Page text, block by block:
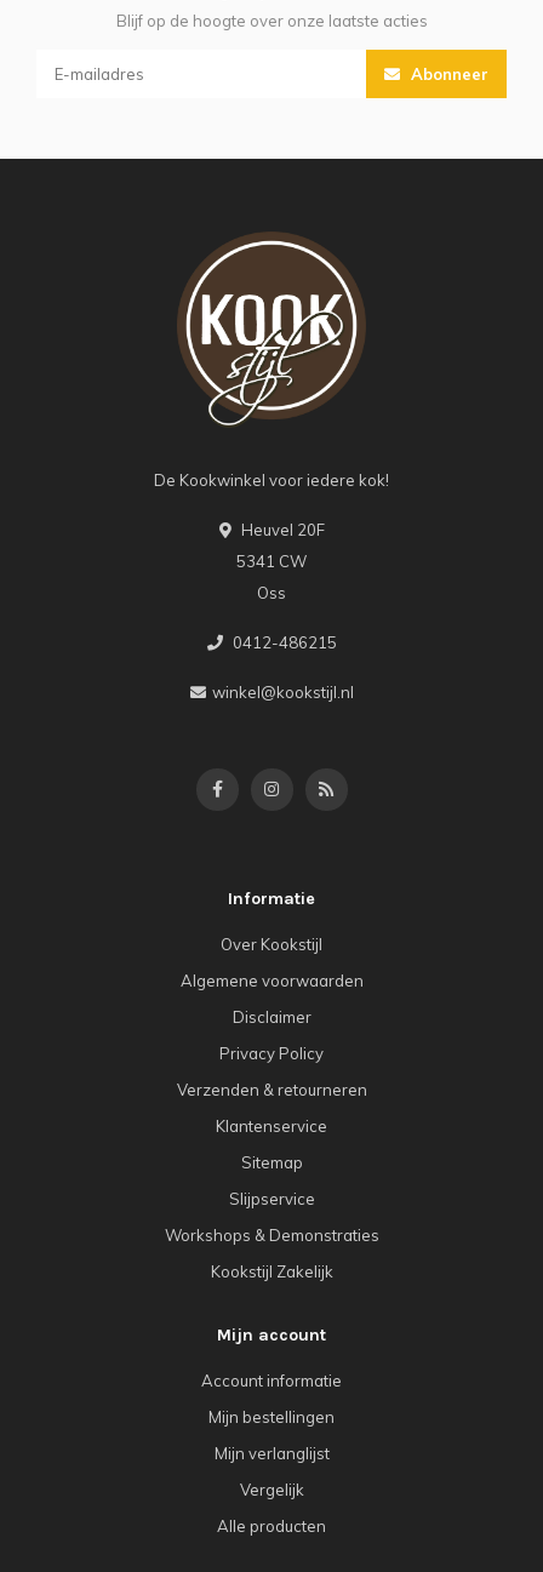
Blijf op de hoogte over onze laatste acties
Abonneer
De Kookwinkel voor iedere kok!
Heuvel 20F
5341 CW
Oss
0412-486215
winkel@kookstijl.nl
Informatie
Over Kookstijl
Algemene voorwaarden
Disclaimer
Privacy Policy
Verzenden & retourneren
Klantenservice
Sitemap
Slijpservice
Workshops & Demonstraties
Kookstijl Zakelijk
Mijn account
Account informatie
Mijn bestellingen
Mijn verlanglijst
Vergelijk
Alle producten